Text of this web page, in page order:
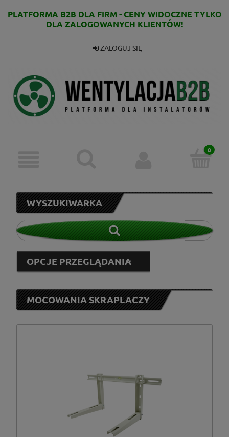
PLATFORMA B2B DLA FIRM - CENY WIDOCZNE TYLKO
DLA ZALOGOWANYCH KLIENTÓW!
ZALOGUJ SIĘ
WYSZUKIWARKA
OPCJE PRZEGLĄDANIA
Lindab (2)
MOCOWANIA SKRAPLACZY